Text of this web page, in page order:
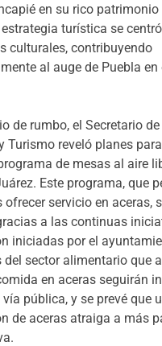
en su rico
turística se
culturales, contribuyendo
al auge de Puebla en
de rumbo, el Secretario
Turismo reveló planes
de mesas al aire
Este programa, que
ofrecer servicio en aceras,
a las continuas
iniciadas por el
del sector alimentario que
en aceras seguirán
pública, y se prevé que
de aceras atraiga a más